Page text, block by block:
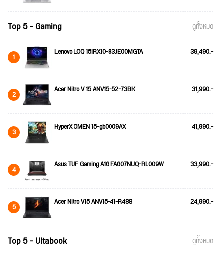
Top 5 - Gaming ดูทั้งหมด
1 Lenovo LOQ 15IRX10-83JE00MGTA 39,490.-
2 Acer Nitro V 15 ANV15-52-73BK 31,990.-
3 HyperX OMEN 15-gb0009AX 41,990.-
4 Asus TUF Gaming A16 FA607NUQ-RL009W 33,990.-
5 Acer Nitro V15 ANV15-41-R488 24,990.-
Top 5 - Ultabook ดูทั้งหมด